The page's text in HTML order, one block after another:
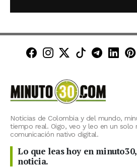
Minuto30 en
Minuto30 en
Minuto30 en
Minuto30
Canal
Noticias de Colombia y del mundo,
tiempo real. Oigo, veo y leo en un solo
comunicación nativo digital.
Lo que leas hoy en
noticia.